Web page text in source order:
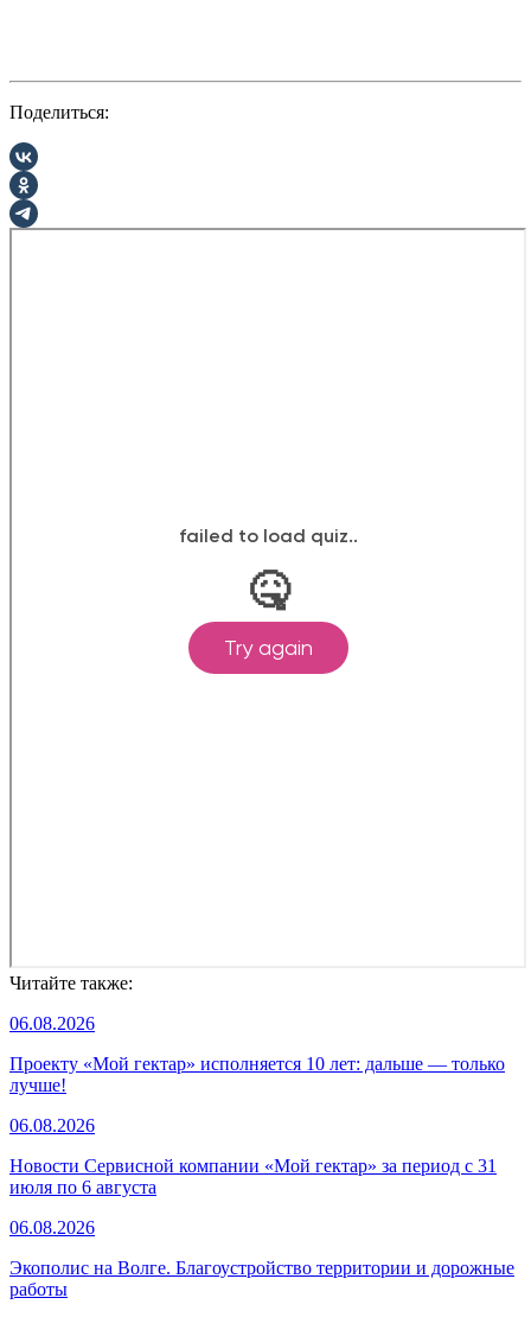
Поделиться:
Читайте также:
06.08.2026
Проекту «Мой гектар» исполняется 10 лет: дальше — только
лучше!
06.08.2026
Новости Сервисной компании «Мой гектар» за период с 31
июля по 6 августа
06.08.2026
Экополис на Волге. Благоустройство территории и дорожные
работы